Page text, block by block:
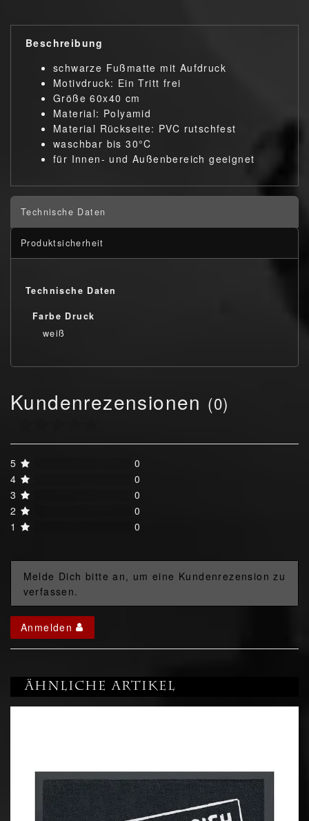
Beschreibung
schwarze Fußmatte mit Aufdruck
Motivdruck: Ein Tritt frei
Größe 60x40 cm
Material: Polyamid
Material Rückseite: PVC rutschfest
waschbar bis 30°C
für Innen- und Außenbereich geeignet
Technische Daten
Produktsicherheit
Technische Daten
Farbe Druck
weiß
Kundenrezensionen (0)
5
0
4
0
3
0
2
0
1
0
Melde Dich bitte an, um eine Kundenrezension zu
verfassen.
Anmelden
Ähnliche Artikel